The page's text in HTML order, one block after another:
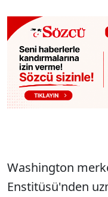
Washington
Enstitüsü'nden